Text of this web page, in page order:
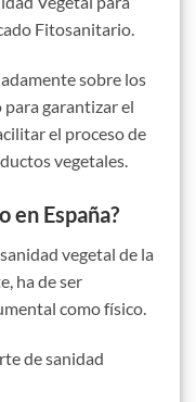
Fitosanitario.
sobre los
garantizar el
el proceso de
vegetales.
en España?
vegetal de la
ha de ser
como físico.
de sanidad